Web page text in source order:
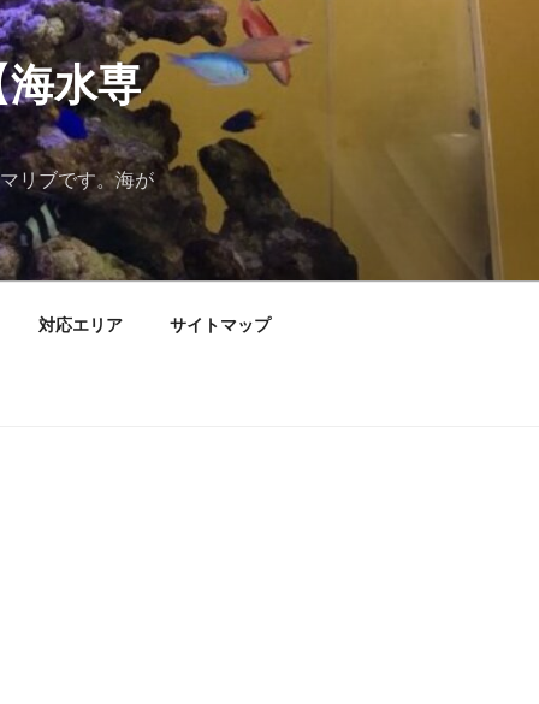
水専
リブです。海が
対応エリア サイトマップ